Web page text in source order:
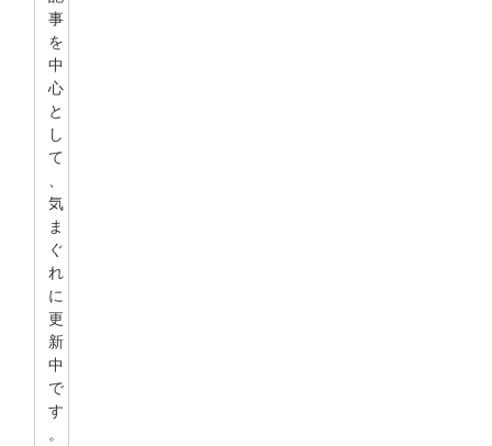
事
を
中
心
と
し
て
、
気
ま
ぐ
れ
に
更
新
中
で
す
。